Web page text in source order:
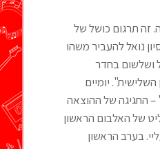
זה תרגום כושל של
נואל להעביר משהו
בחדר
יומיים
– החגיגה של ההוצאה
של האלבום הראשון
בערב הראשון